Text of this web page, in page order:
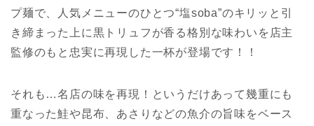
プ麺で、人気メニューのひとつ“塩soba”のキリッと引
き締まった上に黒トリュフが香る格別な味わいを店主
監修のもと忠実に再現した一杯が登場です！！
それも…名店の味を再現！というだけあって幾重にも
重なった鮭や昆布、あさりなどの魚介の旨味をベース